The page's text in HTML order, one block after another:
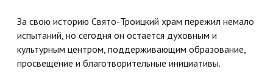
За свою историю Свято-Троицкий храм пережил немало
испытаний, но сегодня он остается духовным и
культурным центром, поддерживающим образование,
просвещение и благотворительные инициативы.